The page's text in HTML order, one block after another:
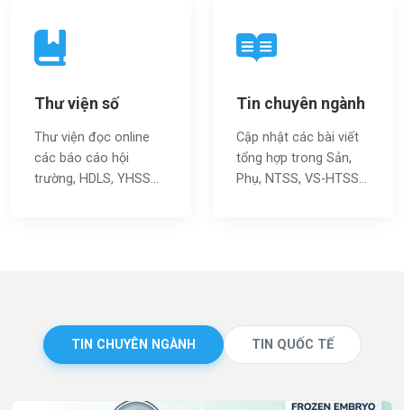
Thư viện số
Thư viện đọc online
các báo cáo hội
trường, HDLS, YHSS…
Tin chuyên ngành
Cập nhật các bài viết
tổng hợp trong Sản,
Phụ, NTSS, VS-HTSS...
TIN CHUYÊN NGÀNH TIN QUỐC TẾ